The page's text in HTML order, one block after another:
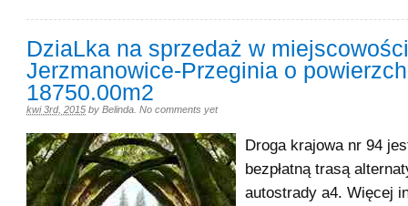
DziaLka na sprzedaż w miejscowości
Jerzmanowice-Przeginia o
18750.00m2
kwi 3rd, 2015 by Belinda No comments yet
Droga krajowa nr 94
bezpłatną trasą
autostrady a4. Więcej